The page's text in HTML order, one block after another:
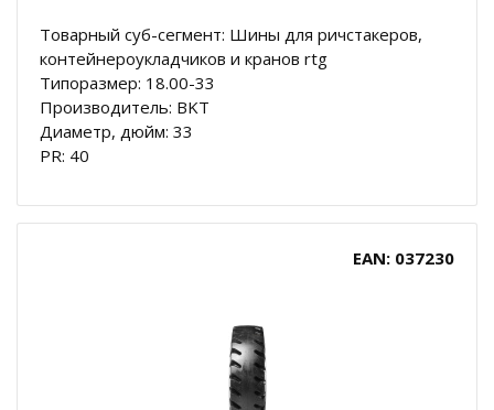
Товарный суб-сегмент: Шины для ричстакеров,
контейнероукладчиков и кранов rtg
Типоразмер: 18.00-33
Производитель: BKT
Диаметр, дюйм: 33
PR: 40
EAN: 037230